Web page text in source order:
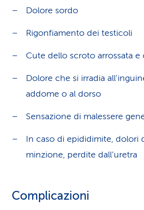
Dolore sordo
Rigonfiamento dei testicoli
Cute dello scroto arrossata e
Dolore che si irradia
addome o al dorso
Sensazione di malessere
In caso di epididimite, dolori
minzione, perdite dall’uretra
Complicazioni